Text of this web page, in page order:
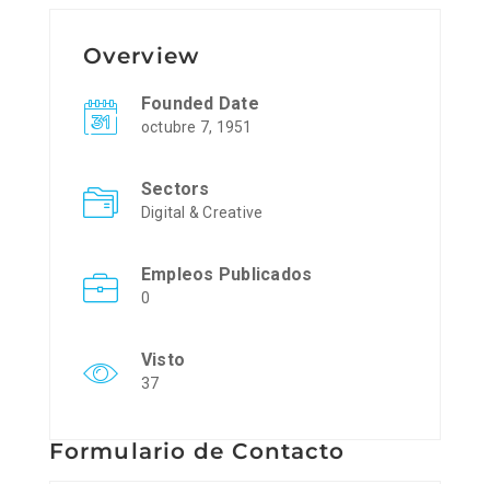
Overview
Founded Date
octubre 7, 1951
Sectors
Digital & Creative
Empleos Publicados
0
Visto
37
Formulario de Contacto